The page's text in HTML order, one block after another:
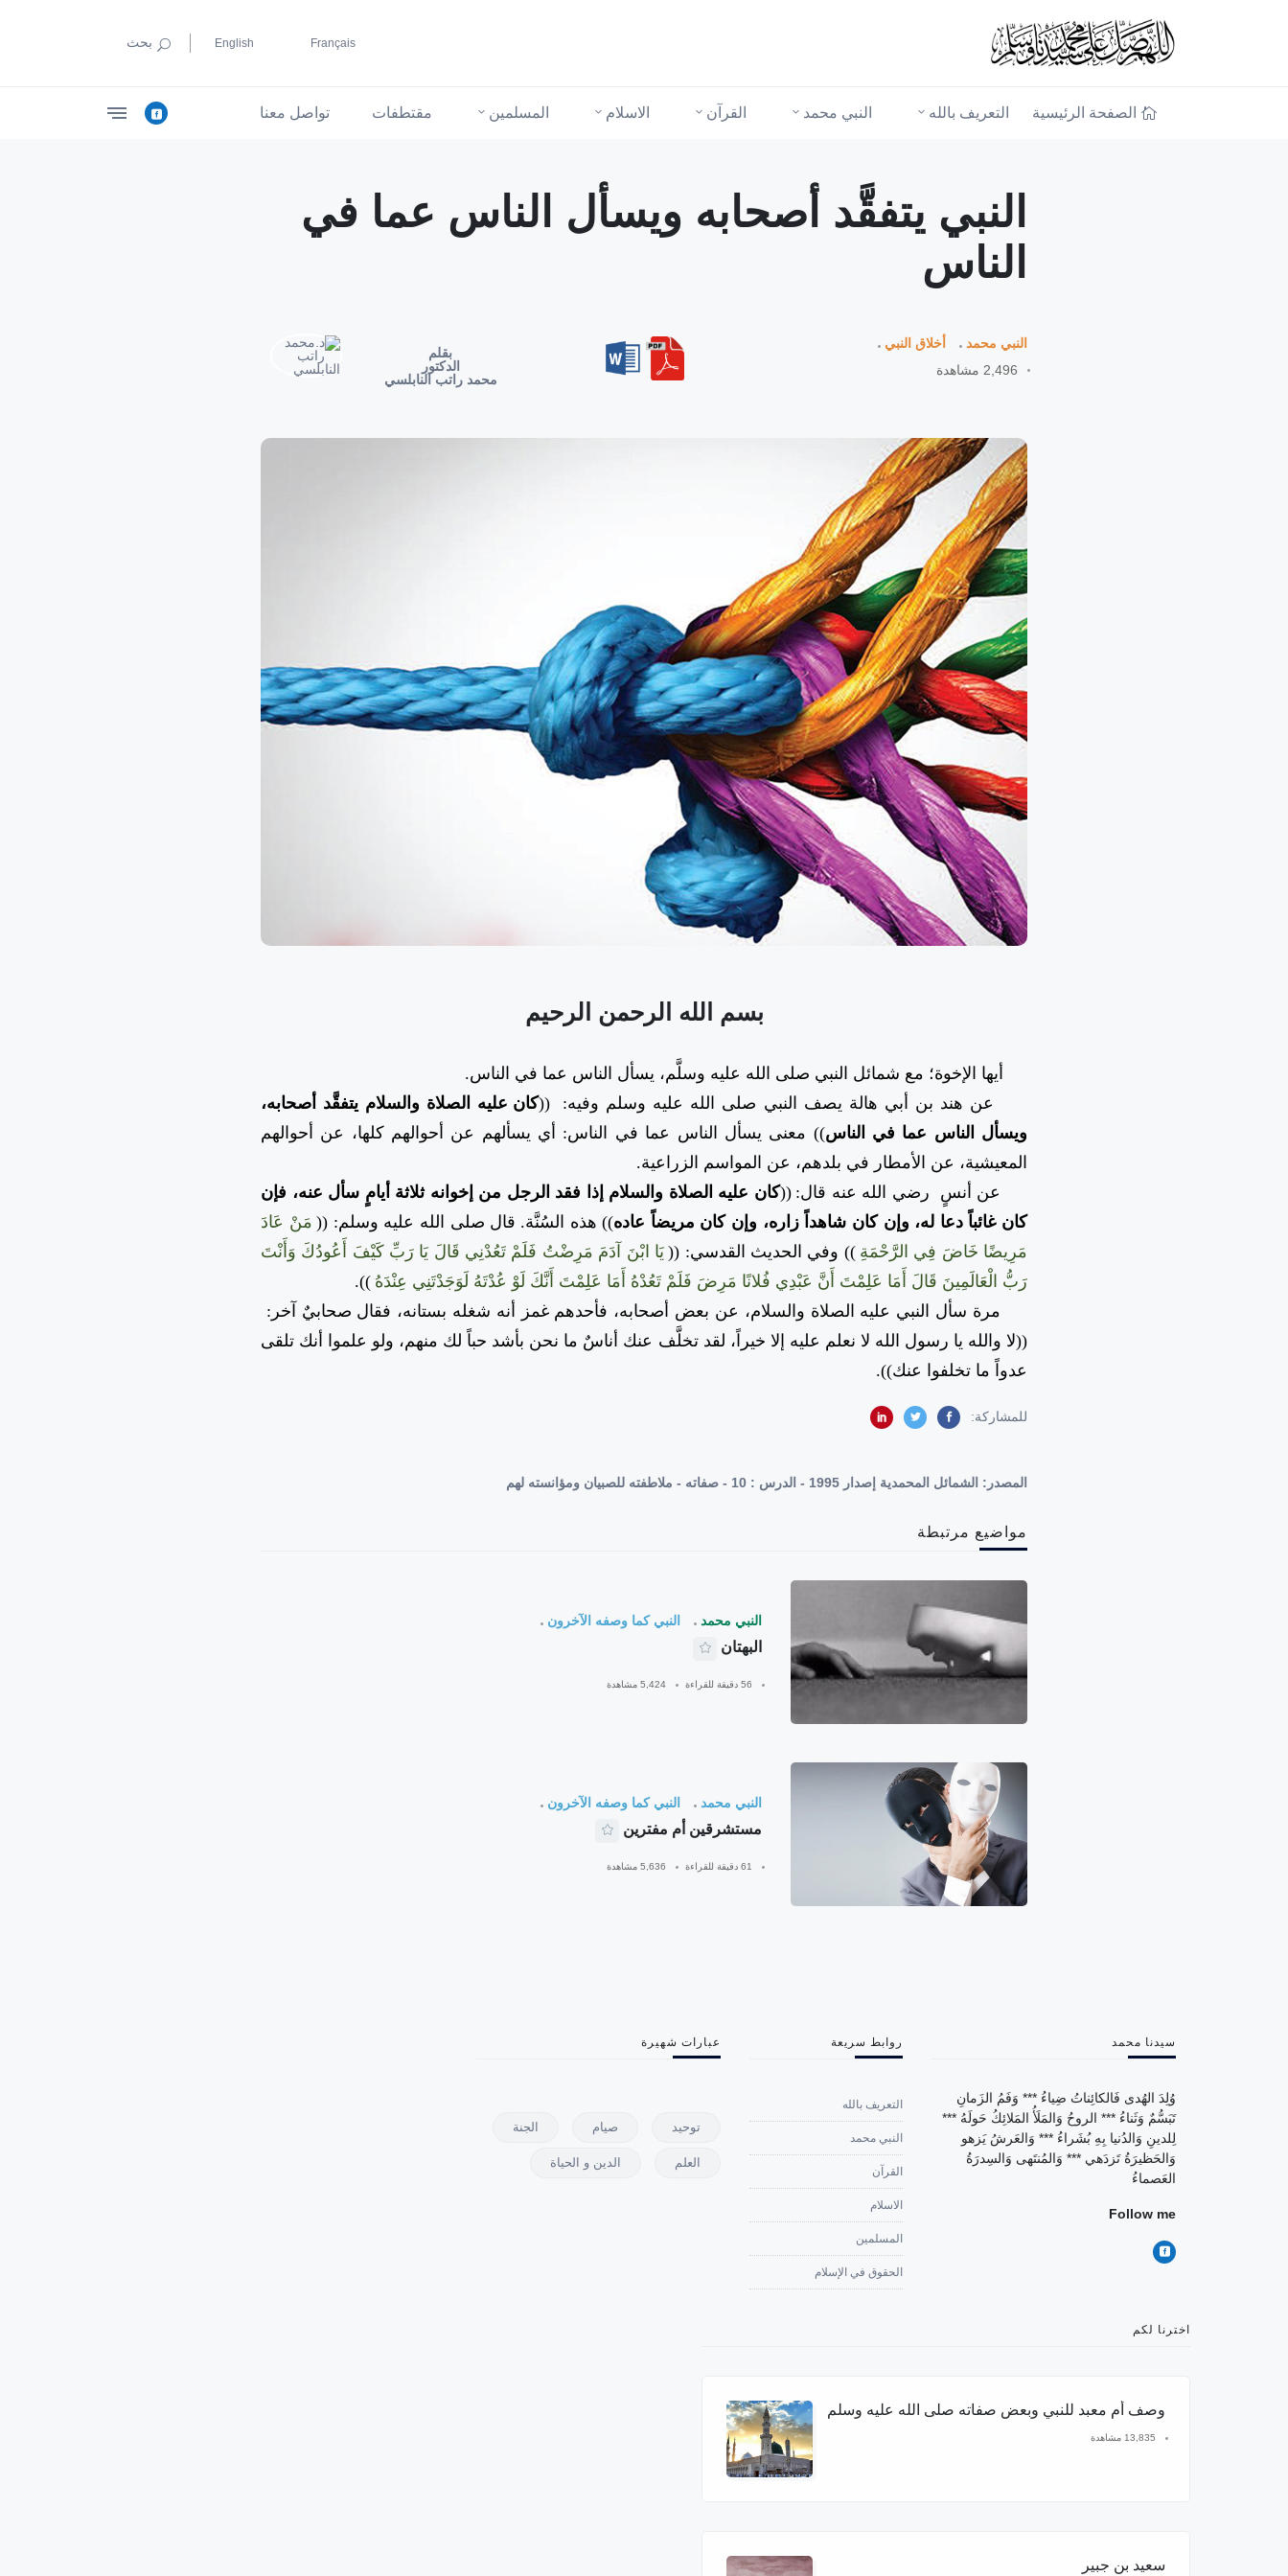
English Français بحث
الصفحة الرئيسية التعريف بالله النبي محمد القرآن الاسلام المسلمين مقتطفات تواصل معنا
النبي يتفقَّد أصحابه ويسأل الناس عما في
الناس
النبي محمد
أخلاق النبي
2,496 مشاهدة
بقلم
الدكتور
محمد راتب النابلسي
بسم الله الرحمن الرحيم
أيها الإخوة؛ مع شمائل النبي صلى الله عليه وسلَّم، يسأل الناس عما في الناس.
عن هند بن أبي هالة يصف النبي صلى الله عليه وسلم وفيه:
((كان عليه الصلاة والسلام يتفقَّد أصحابه،
ويسأل الناس عما في الناس)) معنى يسأل الناس عما في الناس: أي يسألهم عن أحوالهم كلها، عن أحوالهم
المعيشية، عن الأمطار في بلدهم، عن المواسم الزراعية.
عن أنسٍ رضي الله عنه قال: ((كان عليه الصلاة والسلام إذا فقد الرجل من إخوانه ثلاثة أيامٍ سأل عنه، فإن
كان غائباً دعا له، وإن كان شاهداً زاره، وإن كان مريضاً عاده)) هذه السُنَّة. قال صلى الله عليه وسلم: (( مَنْ عَادَ
مَرِيضًا خَاضَ فِي الرَّحْمَةِ )) وفي الحديث القدسي: (( يَا ابْنَ آدَمَ مَرِضْتُ فَلَمْ تَعُدْنِي قَالَ يَا رَبِّ كَيْفَ أَعُودُكَ وَأَنْتَ
رَبُّ الْعَالَمِينَ قَالَ أَمَا عَلِمْتَ أَنَّ عَبْدِي فُلانًا مَرِضَ فَلَمْ تَعُدْهُ أَمَا عَلِمْتَ أَنَّكَ لَوْ عُدْتَهُ لَوَجَدْتَنِي عِنْدَهُ )).
مرة سأل النبي عليه الصلاة والسلام، عن بعض أصحابه، فأحدهم غمز أنه شغله بستانه، فقال صحابيٌ آخر:
((لا والله يا رسول الله لا نعلم عليه إلا خيراً، لقد تخلَّف عنك أناسٌ ما نحن بأشد حباً لك منهم، ولو علموا أنك تلقى
عدواً ما تخلفوا عنك)).
للمشاركة:
المصدر: الشمائل المحمدية إصدار 1995 - الدرس : 10 - صفاته - ملاطفته للصبيان ومؤانسته لهم
مواضيع مرتبطة
النبي محمد النبي كما وصفه الآخرون
البهتان
56 دقيقة للقراءة 5,424 مشاهدة
النبي محمد النبي كما وصفه الآخرون
مستشرقين أم مفترين
61 دقيقة للقراءة 5,636 مشاهدة
سيدنا محمد
وُلِدَ الهُدى فَالكائِناتُ ضِياءُ *** وَفَمُ الزَمانِ
تَبَسُّمٌ وَثَناءُ *** الروحُ وَالمَلَأُ المَلائِكُ حَولَهُ ***
لِلدينِ وَالدُنيا بِهِ بُشَراءُ *** وَالعَرشُ يَزهو
وَالحَظيرَةُ تَزدَهي *** وَالمُنتَهى وَالسِدرَةُ
العَصماءُ
Follow me
روابط سريعة
التعريف بالله
النبي محمد
القرآن
الاسلام
المسلمين
الحقوق في الإسلام
عبارات شهيرة
توحيد صيام الجنة
العلم الدين و الحياة
اخترنا لكم
وصف أم معبد للنبي وبعض صفاته صلى الله عليه وسلم
13,835 مشاهدة
سعيد بن جبير